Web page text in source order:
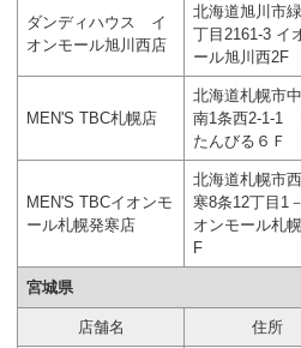
ダンディハウス イ
オンモール旭川西店
北海道旭川市
丁目2161-3 イ
ール旭川西2F
MEN'S TBC札幌店
北海道札幌市
南1条西2-1-1
たんびる６Ｆ
MEN'S TBCイオンモ
ール札幌発寒店
北海道札幌市
寒8条12丁目1
オンモール札
F
宮城県
店舗名 住所